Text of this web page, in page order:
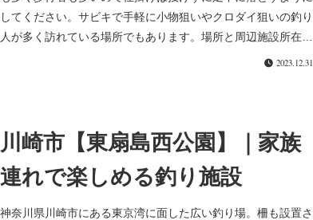
してください。サビキで手軽に小物狙いやクロダイ狙いの釣り
人が多く訪れている場所でもあります。場所と周辺施設所在地
2023.12.31
川崎市【東扇島西公園】｜家族
連れで楽しめる釣り施設
神奈川県川崎市にある東京湾に面した広い釣り場。柵も設置さ